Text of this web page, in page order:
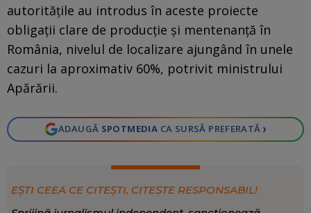
autoritățile au introdus în aceste proiecte
obligații clare de producție și mentenanță în
România, nivelul de localizare ajungând în unele
cazuri la aproximativ 60%, potrivit ministrului
Apărării.
ADAUGĂ SPOTMEDIA CA SURSĂ PREFERATĂ ›
EȘTI CEEA CE CITEȘTI, CITEȘTE RESPONSABIL!